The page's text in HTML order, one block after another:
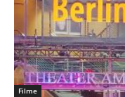
Filme